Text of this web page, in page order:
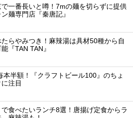
一番長いと噂！7mの麺を切らずに提供
麺専門店『秦唐記』
らやみつき！麻辣湯は具材50種から自
『TAN TAN』
本半額！『クラフトビール100』のちょ
注目
で食べたいランチ8選！唐揚げ定食からラ